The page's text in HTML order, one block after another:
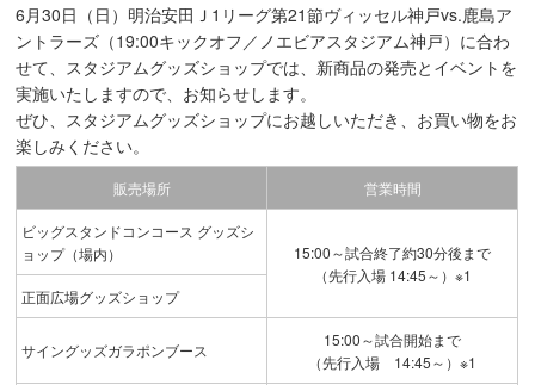
6月30日（日）明治安田Ｊ1リーグ第21節ヴィッセル神戸vs.鹿島ア
ントラーズ（19:00キックオフ／ノエビアスタジアム神戸）に合わ
せて、スタジアムグッズショップでは、新商品の発売とイベントを
実施いたしますので、お知らせします。
ぜひ、スタジアムグッズショップにお越しいただき、お買い物をお
楽しみください。
販売場所 営業時間
ビッグスタンドコンコース グッズシ
ョップ（場内）
15:00～試合終了約30分後まで
（先行入場 14:45～）※1
正面広場グッズショップ
サイングッズガラポンブース
15:00～試合開始まで
（先行入場 14:45～）※1